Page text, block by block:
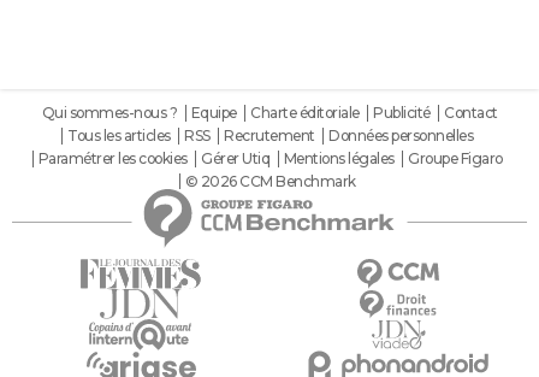
Qui sommes-nous ? Equipe Charte éditoriale Publicité
Contact
Tous les articles
RSS Recrutement
Données personnelles
Paramétrer les cookies
Gérer Utiq Mentions légales
Groupe Figaro
© 2026 CCM Benchmark